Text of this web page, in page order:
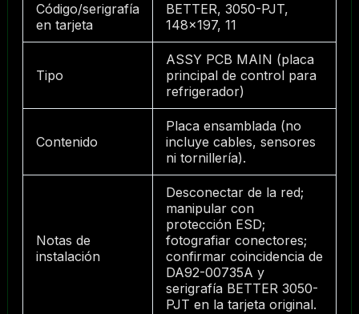
Código/serigrafía
en tarjeta
BETTER, 3050-PJT,
148×197, 11
Tipo
ASSY PCB MAIN (placa
principal de control para
refrigerador)
Contenido
Placa ensamblada (no
incluye cables, sensores
ni tornillería).
Notas de
instalación
Desconectar de la red;
manipular con
protección ESD;
fotografiar conectores;
confirmar coincidencia de
DA92-00735A y
serigrafía BETTER 3050-
PJT en la tarjeta original.